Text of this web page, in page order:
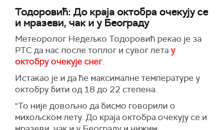
Тодоровић: До краја октобра очекују се
и мразеви, чак и у Београду
Метеоролог Недељко Тодоровић рекао је за
РТС да нас после топлог и сувог летау
октобру очекује снег.
Истакао је и да ће максималне температуре у
октобру бити од 18 до 22 степена.
"То није довољно да бисмо говорили о
михољском лету. До краја октобра очекују се и